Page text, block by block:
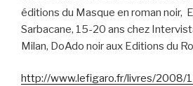
éditions du Masque en roman noir,
Sarbacane, 15-20 ans chez
Milan, DoAdo noir aux Editions du
http://www.lefigaro.fr/livres/2008/